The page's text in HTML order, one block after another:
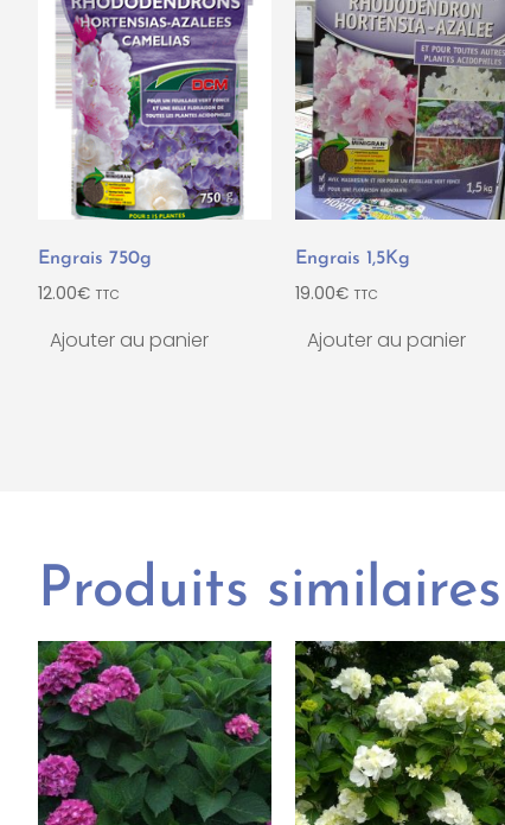
Engrais 750g
12.00€ TTC
Ajouter au panier
Engrais 1,5Kg
19.00€ TTC
Ajouter au panier
Produits similaires